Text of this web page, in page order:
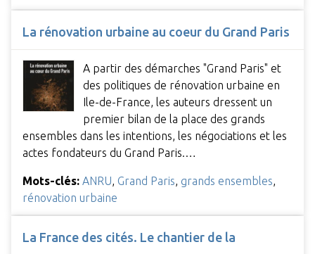
La rénovation urbaine au coeur du Grand Paris
A partir des démarches "Grand Paris" et
des politiques de rénovation urbaine en
Ile-de-France, les auteurs dressent un
premier bilan de la place des grands
ensembles dans les intentions, les négociations et les
actes fondateurs du Grand Paris.…
Mots-clés: ANRU Grand Paris grands ensembles
rénovation urbaine
La France des cités. Le chantier de la